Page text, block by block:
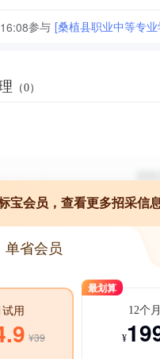
参与 [桑植县职业中等专
（0）
宝会员，查看更多招采信
单省会员
用
¥39
最划算
12个月
¥